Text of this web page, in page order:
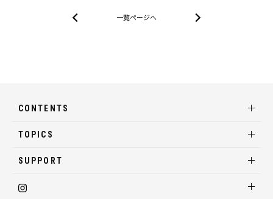
一覧ページへ
CONTENTS
TOPICS
SUPPORT